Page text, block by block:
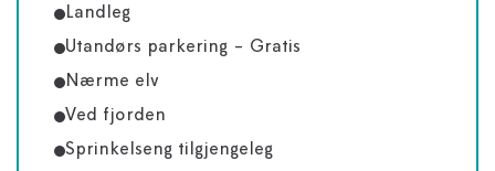
Landleg
Utandørs parkering - Gratis
Nærme elv
Ved fjorden
Sprinkelseng tilgjengeleg